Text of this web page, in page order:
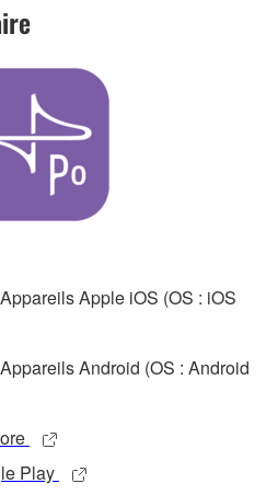
Apple iOS (OS : iOS
Android (OS : Android
Play